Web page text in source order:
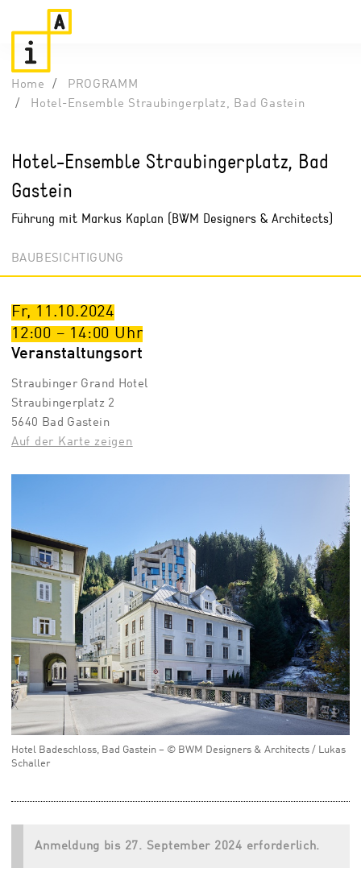
Home
PROGRAMM
Hotel-Ensemble Straubingerplatz, Bad Gastein
Hotel-Ensemble Straubingerplatz, Bad
Gastein
Führung mit Markus Kaplan (BWM Designers & Architects)
BAUBESICHTIGUNG
Fr, 11.10.2024
12:00 – 14:00 Uhr
Veranstaltungsort
Straubinger Grand Hotel
Straubingerplatz 2
5640 Bad Gastein
Auf der Karte zeigen
Hotel Badeschloss, Bad Gastein – © BWM Designers & Architects / Lukas
Schaller
Anmeldung bis 27. September 2024 erforderlich.